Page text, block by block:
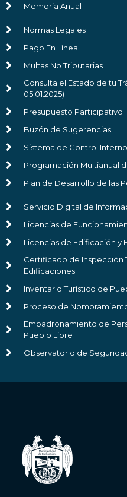
Memoria Anual
Normas Legales
Pago En Línea
Multas No Tributarias
Consulta el Estado de tu
05.01.2025)
Presupuesto Participativo
Buzón de Sugerencias
Sistema de Control
Programación Multianual
Plan de Desarrollo de las
Servicio Digital de
Licencias de
Licencias de Edificación y
Certificado de Inspección
Edificaciones
Inventario Turístico de
Proceso de Nombramiento
Empadronamiento de
Pueblo Libre
Observatorio de